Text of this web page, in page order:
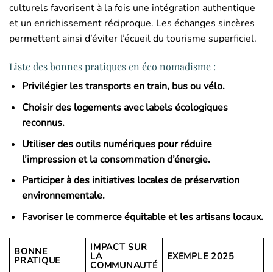
culturels favorisent à la fois une intégration authentique
et un enrichissement réciproque. Les échanges sincères
permettent ainsi d’éviter l’écueil du tourisme superficiel.
Liste des bonnes pratiques en éco nomadisme :
Privilégier les transports en train, bus ou vélo.
Choisir des logements avec labels écologiques
reconnus.
Utiliser des outils numériques pour réduire
l’impression et la consommation d’énergie.
Participer à des initiatives locales de préservation
environnementale.
Favoriser le commerce équitable et les artisans locaux.
BONNE
PRATIQUE
IMPACT SUR
LA
COMMUNAUTÉ
EXEMPLE 2025